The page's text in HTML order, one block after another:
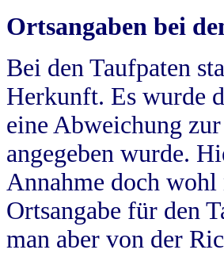
Ortsangaben bei
Bei den Taufpaten
Herkunft. Es wurde
eine Abweichung
angegeben wurde.
Annahme doch
Ortsangabe für den
man aber von der